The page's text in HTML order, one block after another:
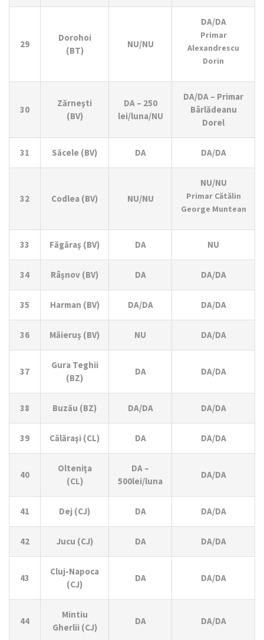
29
Dorohoi
(BT)
NU/NU
DA/DA
Primar
Alexandrescu
Dorin
30
Zărneşti
(BV)
DA – 250
lei/luna/NU
DA/DA – Primar
Bârlădeanu
Dorel
31 Săcele (BV) DA DA/DA
32 Codlea (BV) NU/NU
NU/NU
Primar Cătălin
George Muntean
33 Făgăraş (BV) DA NU
34 Râşnov (BV) DA DA/DA
35 Harman (BV) DA/DA DA/DA
36 Măieruş (BV) NU DA/DA
37
Gura Teghii
(BZ)
DA DA/DA
38 Buzău (BZ) DA/DA DA/DA
39 Călăraşi (CL) DA DA/DA
40
Olteniţa
(CL)
DA –
500lei/luna
DA/DA
41 Dej (CJ) DA DA/DA
42 Jucu (CJ) DA DA/DA
43
Cluj-Napoca
(CJ)
DA DA/DA
44
Mintiu
Gherlii (CJ)
DA DA/DA